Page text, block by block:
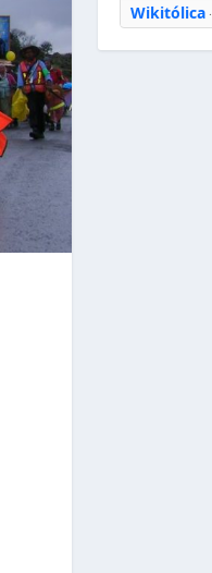
Wikitólica·